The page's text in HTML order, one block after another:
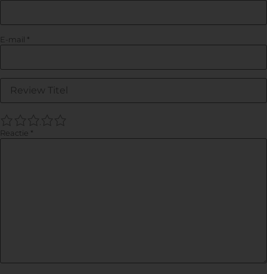
E-mail *
5
4
3
2
Reactie *